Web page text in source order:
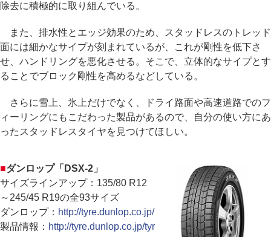
除去に積極的に取り組んでいる。
また、排水性とエッジ効果のため、スタッドレスのトレッド
面には細かなサイプが刻まれているが、これが剛性を低下さ
せ、ハンドリングを悪化させる。そこで、立体的なサイプとす
ることでブロック剛性を高めるなどしている。
さらに雪上、氷上だけでなく、ドライ路面や高速道路でのフ
ィーリングにもこだわった製品があるので、自分の使い方にあ
ったスタッドレスタイヤを見つけてほしい。
■ダンロップ「DSX-2」
サイズラインアップ：135/80 R12
～245/45 R19の全93サイズ
ダンロップ： http://tyre.dunlop.co.jp/
製品情報： http://tyre.dunlop.co.jp/tyr